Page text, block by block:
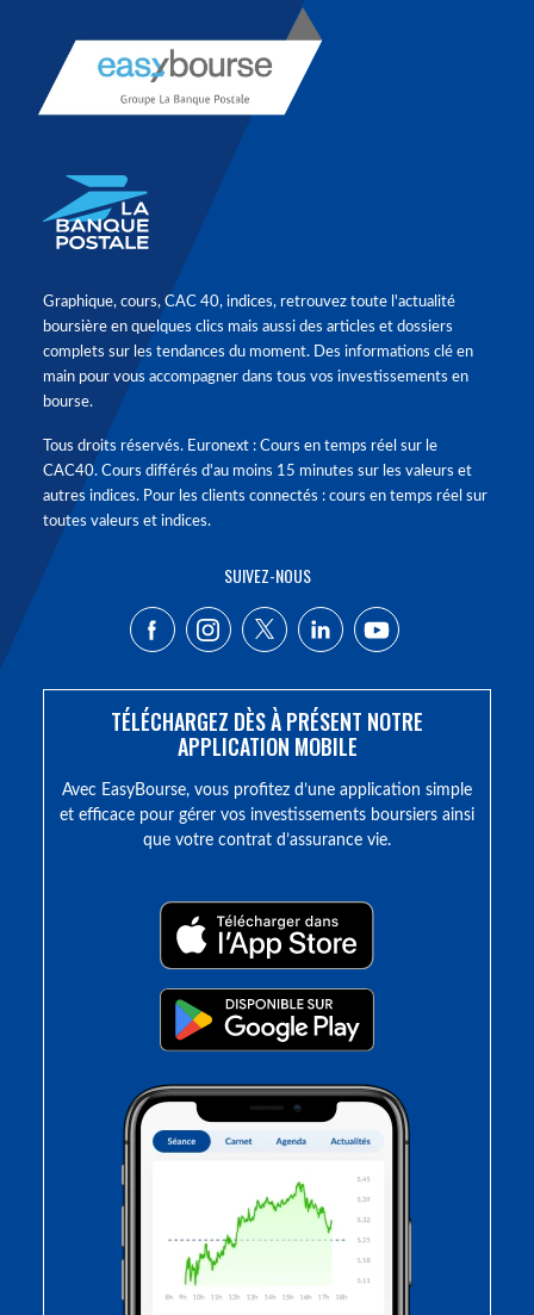
Graphique, cours, CAC 40, indices, retrouvez toute l'actualité
boursière en quelques clics mais aussi des articles et dossiers
complets sur les tendances du moment. Des informations clé en
main pour vous accompagner dans tous vos investissements en
bourse.
Tous droits réservés. Euronext : Cours en temps réel sur le
CAC40. Cours différés d'au moins 15 minutes sur les valeurs et
autres indices. Pour les clients connectés : cours en temps réel sur
toutes valeurs et indices.
SUIVEZ-NOUS
TÉLÉCHARGEZ DÈS À PRÉSENT NOTRE
APPLICATION MOBILE
Avec EasyBourse, vous profitez d’une application simple
et efficace pour gérer vos investissements boursiers ainsi
que votre contrat d’assurance vie.